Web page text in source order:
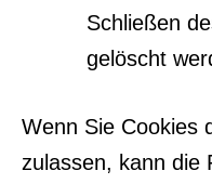
Schließen
gelöscht
Wenn Sie Cookies
zulassen, kann die